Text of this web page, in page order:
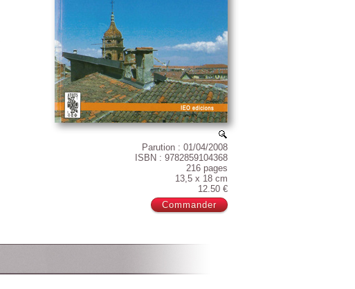
Parution : 01/04/2008
ISBN : 9782859104368
216 pages
13,5 x 18 cm
12.50 €